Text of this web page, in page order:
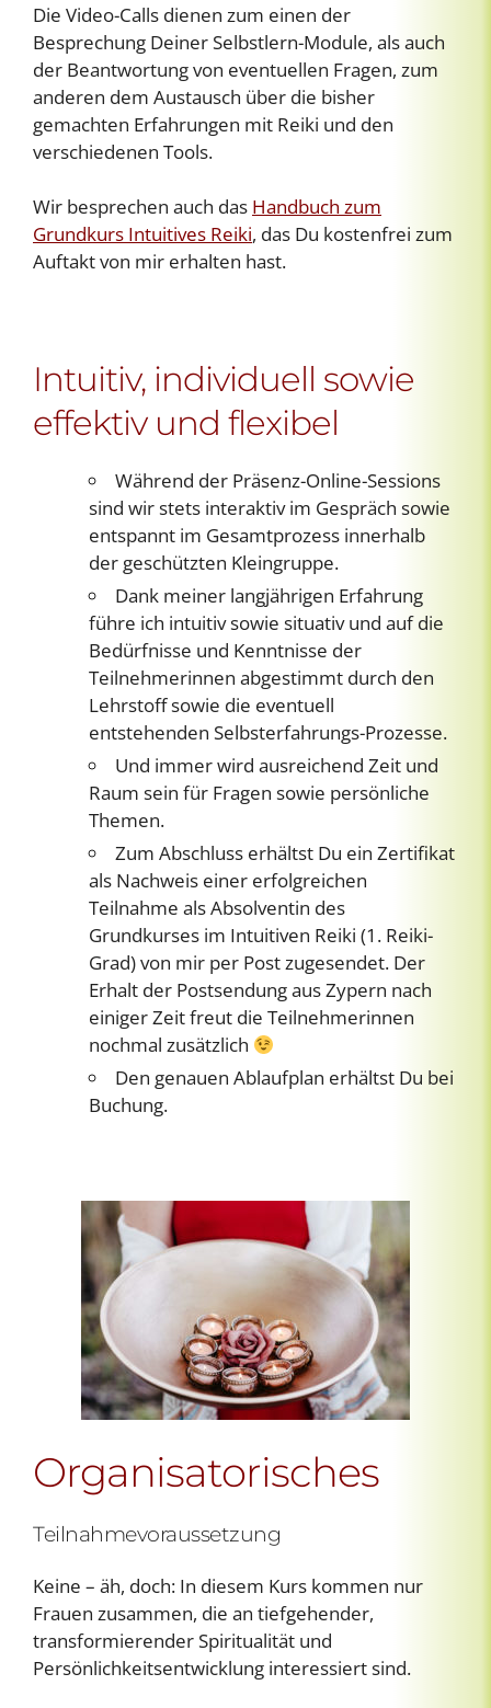
Die Video-Calls dienen zum einen der
Besprechung Deiner Selbstlern-Module, als auch
der Beantwortung von eventuellen Fragen, zum
anderen dem Austausch über die bisher
gemachten Erfahrungen mit Reiki und den
verschiedenen Tools.
Wir besprechen auch das Handbuch zum
Grundkurs Intuitives Reiki, das Du kostenfrei zum
Auftakt von mir erhalten hast.
Intuitiv, individuell sowie
effektiv und flexibel
Während der Präsenz-Online-Sessions
sind wir stets interaktiv im Gespräch sowie
entspannt im Gesamtprozess innerhalb
der geschützten Kleingruppe.
Dank meiner langjährigen Erfahrung
führe ich intuitiv sowie situativ und auf die
Bedürfnisse und Kenntnisse der
Teilnehmerinnen abgestimmt durch den
Lehrstoff sowie die eventuell
entstehenden Selbsterfahrungs-Prozesse.
Und immer wird ausreichend Zeit und
Raum sein für Fragen sowie persönliche
Themen.
Zum Abschluss erhältst Du ein Zertifikat
als Nachweis einer erfolgreichen
Teilnahme als Absolventin des
Grundkurses im Intuitiven Reiki (1. Reiki-
Grad) von mir per Post zugesendet. Der
Erhalt der Postsendung aus Zypern nach
einiger Zeit freut die Teilnehmerinnen
nochmal zusätzlich
Den genauen Ablaufplan erhältst Du bei
Buchung.
Organisatorisches
Teilnahmevoraussetzung
Keine – äh, doch: In diesem Kurs kommen nur
Frauen zusammen, die an tiefgehender,
transformierender Spiritualität und
Persönlichkeitsentwicklung interessiert sind.